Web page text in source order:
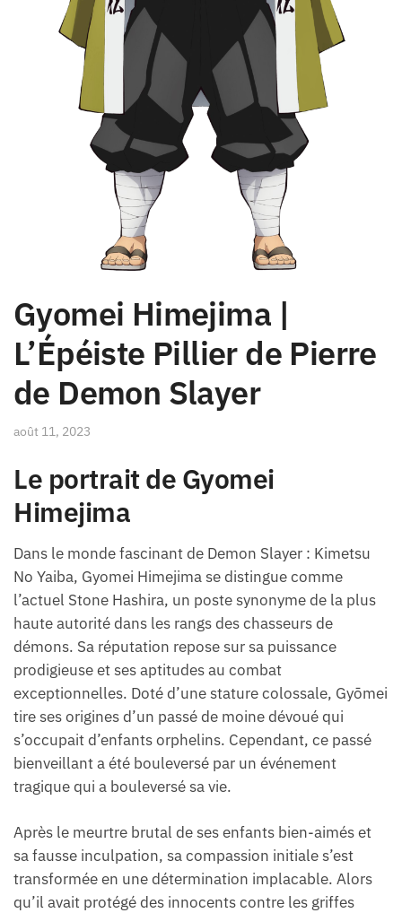
Gyomei Himejima |
L’Épéiste Pillier de Pierre
de Demon Slayer
août 11, 2023
Le portrait de Gyomei
Himejima
Dans le monde fascinant de Demon Slayer : Kimetsu
No Yaiba, Gyomei Himejima se distingue comme
l’actuel Stone Hashira, un poste synonyme de la plus
haute autorité dans les rangs des chasseurs de
démons. Sa réputation repose sur sa puissance
prodigieuse et ses aptitudes au combat
exceptionnelles. Doté d’une stature colossale, Gyōmei
tire ses origines d’un passé de moine dévoué qui
s’occupait d’enfants orphelins. Cependant, ce passé
bienveillant a été bouleversé par un événement
tragique qui a bouleversé sa vie.
Après le meurtre brutal de ses enfants bien-aimés et
sa fausse inculpation, sa compassion initiale s’est
transformée en une détermination implacable. Alors
qu’il avait protégé des innocents contre les griffes